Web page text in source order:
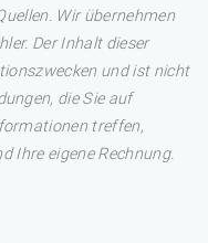
Wir übernehmen
Der Inhalt dieser
und ist nicht
die Sie auf
treffen,
Ihre eigene Rechnung.